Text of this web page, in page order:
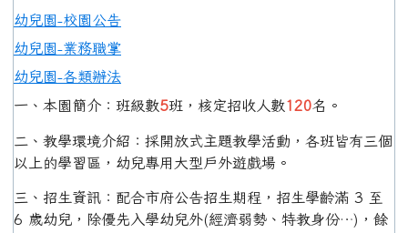
幼兒園-校園公告
幼兒園-業務職掌
幼兒園-各類辦法
一、本園簡介：班級數5班，核定招收人數120名。
二、教學環境介紹：採開放式主題教學活動，各班皆有三個
以上的學習區，幼兒專用大型戶外遊戲場。
三、招生資訊：配合市府公告招生期程，招生學齡滿 3 至
6 歲幼兒，除優先入學幼兒外(經濟弱勢、特教身份…)，餘